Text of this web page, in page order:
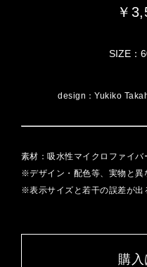
￥
SIZE：
design：Yukiko
素材：吸水性マイクロファイバ
※デザイン・配色等、実物と異
※表示サイズと若干の誤差が出
購入